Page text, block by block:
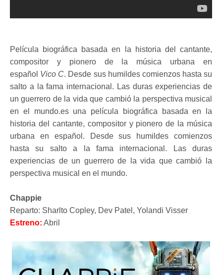
Película biográfica basada en la historia del cantante,
compositor y pionero de la música urbana en
español Vico C. Desde sus humildes comienzos hasta su
salto a la fama internacional. Las duras experiencias de
un guerrero de la vida que cambió la perspectiva musical
en el mundo.es una película biográfica basada en la
historia del cantante, compositor y pionero de la música
urbana en español. Desde sus humildes comienzos
hasta su salto a la fama internacional. Las duras
experiencias de un guerrero de la vida que cambió la
perspectiva musical en el mundo.
Chappie
Reparto: Sharlto Copley, Dev Patel, Yolandi Visser
Estreno: Abril